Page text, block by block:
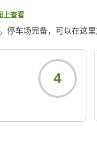
上查看
停车场完备，可以在这里
4